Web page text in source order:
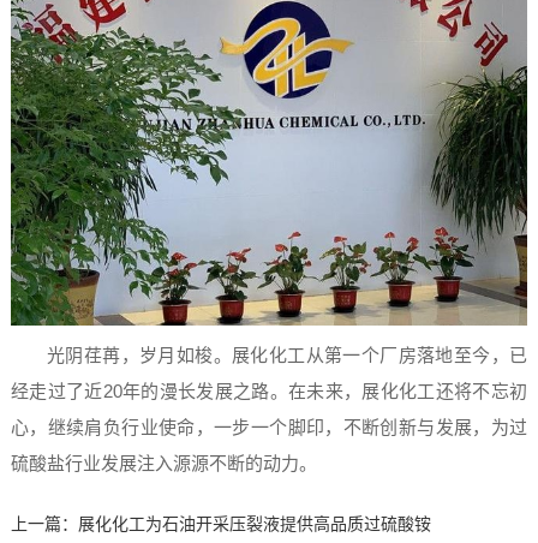
光阴荏苒，岁月如梭。展化化工从第一个厂房落地至今，已
经走过了近20年的漫长发展之路。在未来，展化化工还将不忘初
心，继续肩负行业使命，一步一个脚印，不断创新与发展，为过
硫酸盐行业发展注入源源不断的动力。
上一篇： 展化化工为石油开采压裂液提供高品质过硫酸铵